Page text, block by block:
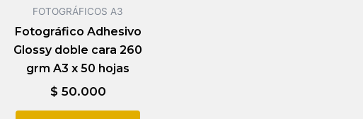
FOTOGRÁFICOS A3
Fotográfico Adhesivo
Glossy doble cara 260
grm A3 x 50 hojas
$50.000